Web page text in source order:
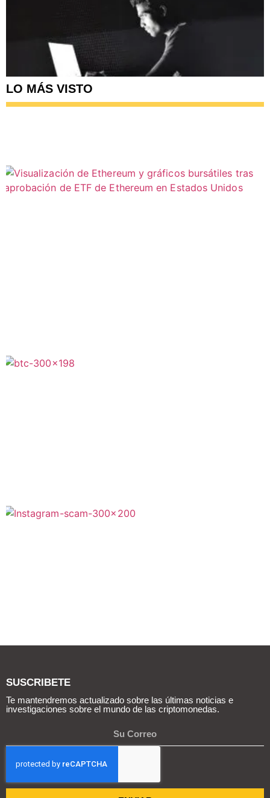
LO MÁS VISTO
SUSCRIBETE
Te mantendremos actualizado sobre las últimas noticias e
investigaciones sobre el mundo de las criptomonedas.